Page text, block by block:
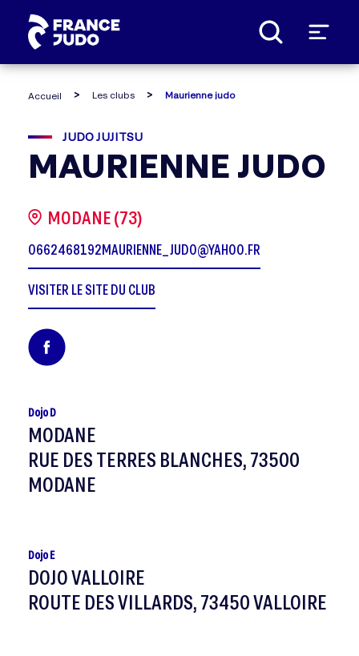
Accueil Les clubs Maurienne judo
JUDO JUJITSU
MAURIENNE JUDO
MODANE (73)
0662468192MAURIENNE_JUDO@YAHOO.FR
VISITER LE SITE DU CLUB
Dojo D
MODANE
RUE DES TERRES BLANCHES, 73500
MODANE
Dojo E
DOJO VALLOIRE
ROUTE DES VILLARDS, 73450 VALLOIRE